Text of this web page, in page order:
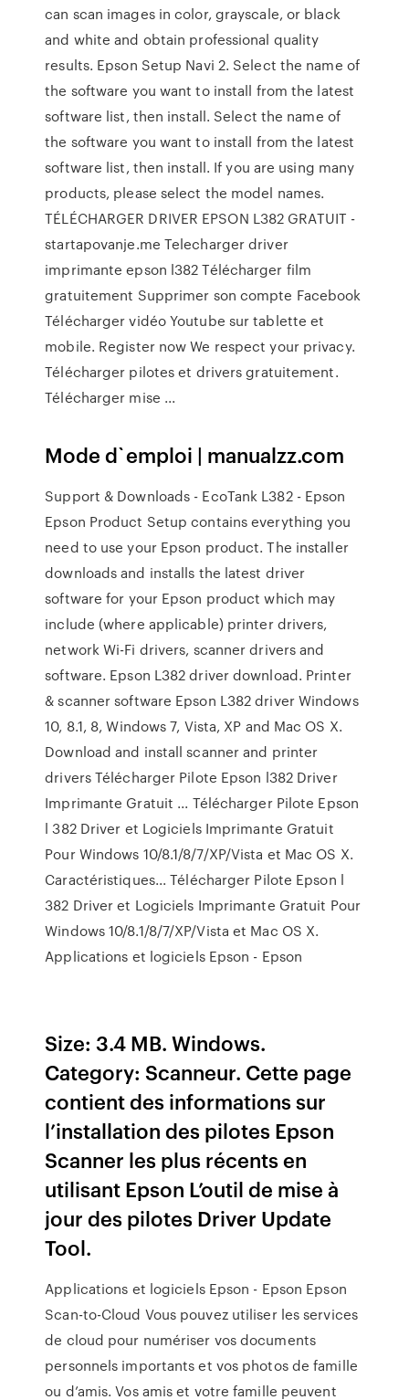
can scan images in color, grayscale, or black
and white and obtain professional quality
results. Epson Setup Navi 2. Select the name of
the software you want to install from the latest
software list, then install. Select the name of
the software you want to install from the latest
software list, then install. If you are using many
products, please select the model names.
TÉLÉCHARGER DRIVER EPSON L382 GRATUIT -
startapovanje.me Telecharger driver
imprimante epson l382 Télécharger film
gratuitement Supprimer son compte Facebook
Télécharger vidéo Youtube sur tablette et
mobile. Register now We respect your privacy.
Télécharger pilotes et drivers gratuitement.
Télécharger mise ...
Mode d`emploi | manualzz.com
Support & Downloads - EcoTank L382 - Epson
Epson Product Setup contains everything you
need to use your Epson product. The installer
downloads and installs the latest driver
software for your Epson product which may
include (where applicable) printer drivers,
network Wi-Fi drivers, scanner drivers and
software. Epson L382 driver download. Printer
& scanner software Epson L382 driver Windows
10, 8.1, 8, Windows 7, Vista, XP and Mac OS X.
Download and install scanner and printer
drivers Télécharger Pilote Epson l382 Driver
Imprimante Gratuit ... Télécharger Pilote Epson
l 382 Driver et Logiciels Imprimante Gratuit
Pour Windows 10/8.1/8/7/XP/Vista et Mac OS X.
Caractéristiques... Télécharger Pilote Epson l
382 Driver et Logiciels Imprimante Gratuit Pour
Windows 10/8.1/8/7/XP/Vista et Mac OS X.
Applications et logiciels Epson - Epson
Size: 3.4 MB. Windows.
Category: Scanneur. Cette page
contient des informations sur
l’installation des pilotes Epson
Scanner les plus récents en
utilisant Epson L’outil de mise à
jour des pilotes Driver Update
Tool.
Applications et logiciels Epson - Epson Epson
Scan-to-Cloud Vous pouvez utiliser les services
de cloud pour numériser vos documents
personnels importants et vos photos de famille
ou d’amis. Vos amis et votre famille peuvent